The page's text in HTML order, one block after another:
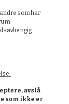
som har
avslå
som ikke er